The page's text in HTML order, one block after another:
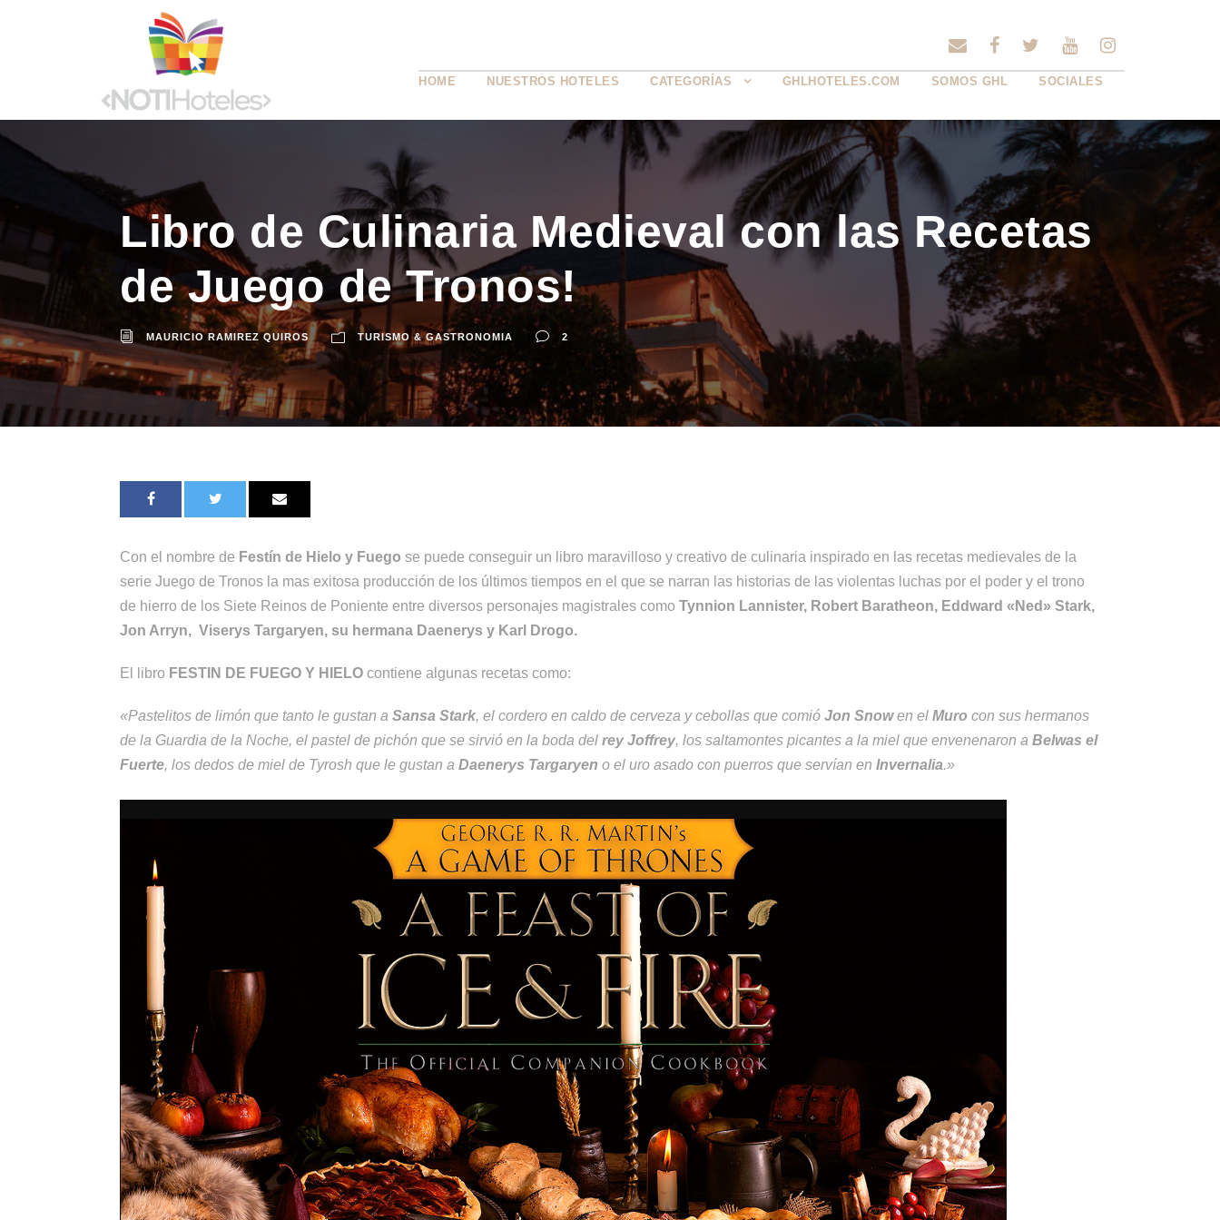
HOME NUESTROS HOTELES CATEGORÍAS GHLHOTELES.COM SOMOS GHL SOCIALES
Libro de Culinaria Medieval con las Recetas
de Juego de Tronos!
MAURICIO RAMIREZ QUIROS TURISMO & GASTRONOMIA 2
Con el nombre de Festín de Hielo y Fuego se puede conseguir un libro maravilloso y creativo de culinaria inspirado en las recetas medievales de la
serie Juego de Tronos la mas exitosa producción de los últimos tiempos en el que se narran las historias de las violentas luchas por el poder y el trono
de hierro de los Siete Reinos de Poniente entre diversos personajes magistrales como Tynnion Lannister, Robert Baratheon, Eddward «Ned» Stark,
Jon Arryn, Viserys Targaryen, su hermana Daenerys y Karl Drogo.
El libro FESTIN DE FUEGO Y HIELO contiene algunas recetas como:
«Pastelitos de limón que tanto le gustan a Sansa Stark, el cordero en caldo de cerveza y cebollas que comió Jon Snowen el Muro con sus hermanos
de la Guardia de la Noche, el pastel de pichón que se sirvió en la boda del rey Joffrey, los saltamontes picantes a la miel que envenenaron a Belwas el
Fuerte, los dedos de miel de Tyrosh que le gustan a Daenerys Targaryen o el uro asado con puerros que servían en Invernalia.»